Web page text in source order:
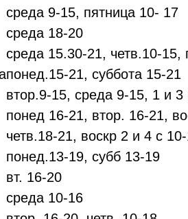
среда 9-15, пятница 10- 17
среда 18-20
среда 15.30-21, четв.10-15,
понед.15-21, суббота 15-21
втор.9-15, среда 9-15, 1 и 3
понед 16-21, втор. 16-21,
четв.18-21, воскр 2 и 4 с
понед.13-19, субб 13-19
вт. 16-20
среда 10-16